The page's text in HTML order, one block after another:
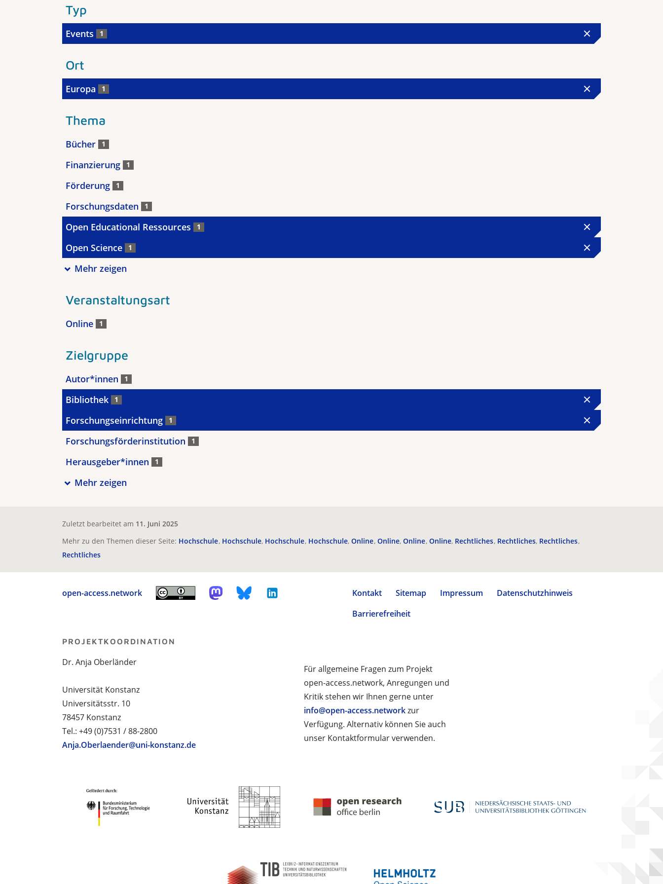
Typ
Events 1
Ort
Europa 1
Thema
Bücher 1
Finanzierung 1
Förderung 1
Forschungsdaten 1
Open Educational Ressources 1
Open Science 1
Mehr zeigen
Veranstaltungsart
Online 1
Zielgruppe
Autor*innen 1
Bibliothek 1
Forschungseinrichtung 1
Forschungsförderinstitution 1
Herausgeber*innen 1
Mehr zeigen
Zuletzt bearbeitet am 11. Juni 2025
Mehr zu den Themen dieser Seite: Hochschule Hochschule Hochschule Hochschule Online Online Online Online Rechtliches Rechtliches Rechtliches
Rechtliches
open-access.network Kontakt Sitemap Impressum
Datenschutzhinweis
Barrierefreiheit
Für allgemeine Fragen zum Projekt
open-access.network, Anregungen und
Kritik stehen wir Ihnen gerne unter
info@open-access.networkzur
Verfügung. Alternativ können Sie auch
unser Kontaktformular verwenden.
PROJEKTKOORDINATION
Dr. Anja Oberländer
Universität Konstanz
Universitätsstr. 10
78457 Konstanz
Tel.: +49 (0)7531 / 88-2800
Anja.Oberlaender@uni-konstanz.de